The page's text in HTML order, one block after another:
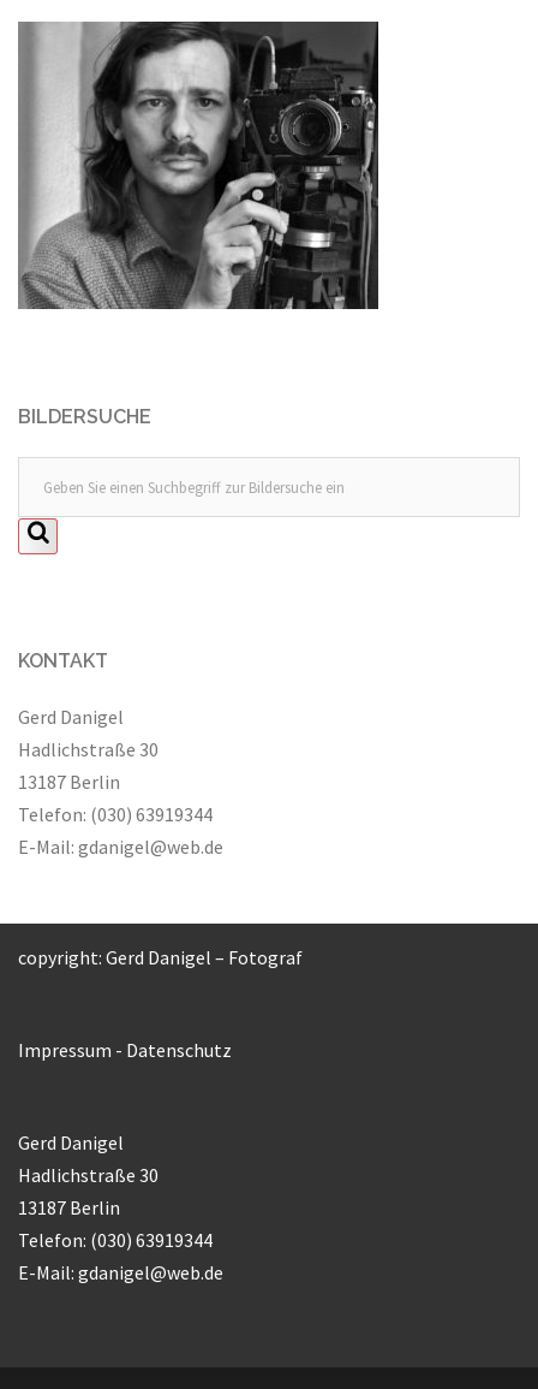
BILDERSUCHE
KONTAKT
Gerd Danigel
Hadlichstraße 30
13187 Berlin
Telefon: (030) 63919344
E-Mail: gdanigel@web.de
copyright: Gerd Danigel – Fotograf
Impressum - Datenschutz
Gerd Danigel
Hadlichstraße 30
13187 Berlin
Telefon: (030) 63919344
E-Mail: gdanigel@web.de